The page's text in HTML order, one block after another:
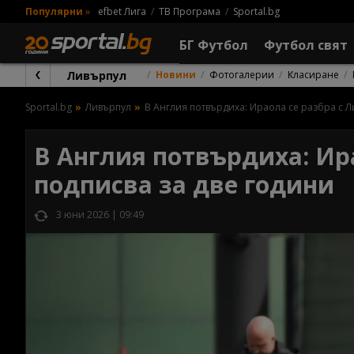
Популярни » efbet Лига ТВ Програма Sportal.bg
БГ Футбол Футбол свят
Ливърпул Новини Фотогалерии Класиране
Sportal.bg Ливърпул В Англия потвърдиха: Ираола се разбра с
В Англия потвърдиха:
подписва за две години
3 юни 2026 | 09:49